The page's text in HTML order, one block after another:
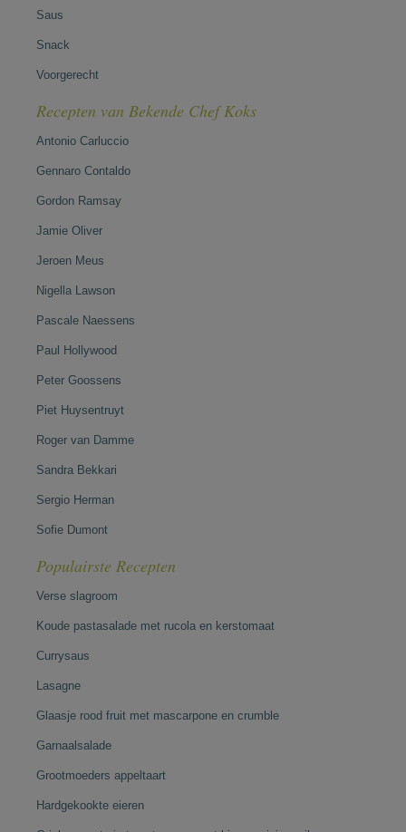
Saus
Snack
Voorgerecht
Recepten van Bekende Chef Koks
Antonio Carluccio
Gennaro Contaldo
Gordon Ramsay
Jamie Oliver
Jeroen Meus
Nigella Lawson
Pascale Naessens
Paul Hollywood
Peter Goossens
Piet Huysentruyt
Roger van Damme
Sandra Bekkari
Sergio Herman
Sofie Dumont
Populairste Recepten
Verse slagroom
Koude pastasalade met rucola en kerstomaat
Currysaus
Lasagne
Glaasje rood fruit met mascarpone en crumble
Garnaalsalade
Grootmoeders appeltaart
Hardgekookte eieren